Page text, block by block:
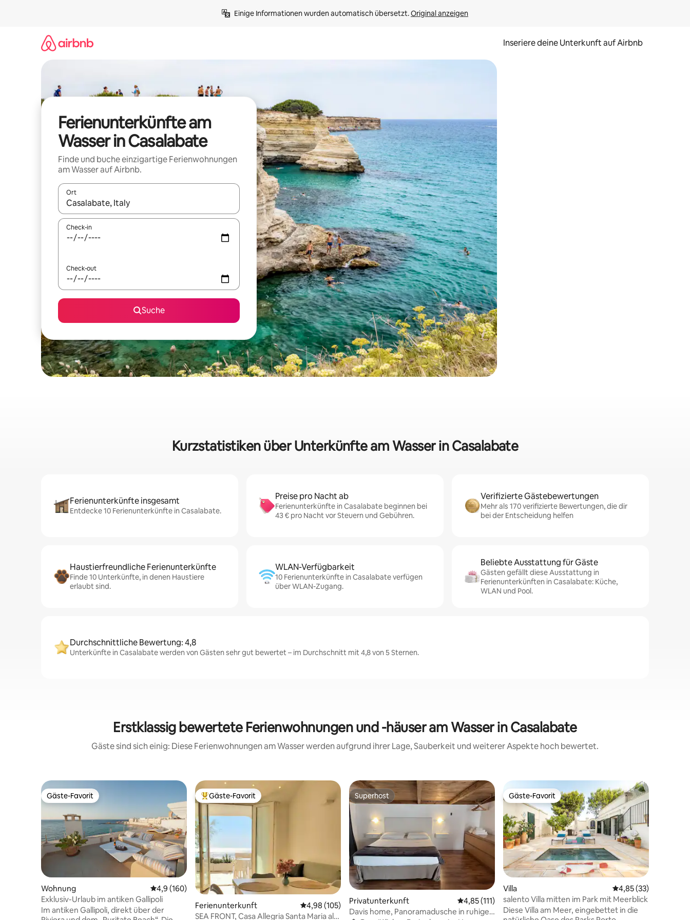
Einige Informationen wurden automatisch übersetzt. Original anzeigen
Inseriere deine Unterkunft auf Airbnb
Ferienunterkünfte am
Wasser in Casalabate
Finde und buche einzigartige Ferienwohnungen
am Wasser auf Airbnb.
Ort
Wenn Ergebnisse verfügbar sind, navigiere mit den Pfeiltasten nach oben und unten oder erkunde die Ergebnisse durch Berühren oder Wischgesten.
Check-in
Check-out
Suche
Kurzstatistiken über Unterkünfte am Wasser in Casalabate
Ferienunterkünfte insgesamt
Entdecke 10 Ferienunterkünfte in Casalabate.
Preise pro Nacht ab
Ferienunterkünfte in Casalabate beginnen bei
43 € pro Nacht vor Steuern und Gebühren.
Verifizierte Gästebewertungen
Mehr als 170 verifizierte Bewertungen, die dir
bei der Entscheidung helfen
Haustierfreundliche Ferienunterkünfte
Finde 10 Unterkünfte, in denen Haustiere
erlaubt sind.
WLAN-Verfügbarkeit
10 Ferienunterkünfte in Casalabate verfügen
über WLAN-Zugang.
Beliebte Ausstattung für Gäste
Gästen gefällt diese Ausstattung in
Ferienunterkünften in Casalabate: Küche,
WLAN und Pool.
Durchschnittliche Bewertung: 4,8
Unterkünfte in Casalabate werden von Gästen sehr gut bewertet – im Durchschnitt mit 4,8 von 5 Sternen.
Erstklassig bewertete Ferienwohnungen und -häuser am Wasser in Casalabate
Gäste sind sich einig: Diese Ferienwohnungen am Wasser werden aufgrund ihrer Lage, Sauberkeit und weiterer Aspekte hoch bewertet.
Gäste-Favorit
Gäste-Favorit
Wohnung Durchschnittliche Bewertung: 4,9 von 5, 160 Bewertungen
4,9 (160)
Exklusiv-Urlaub im antiken Gallipoli
Im antiken Gallipoli, direkt über der
Beliebter Gäste-Favorit.
Gäste-Favorit
Ferienunterkunft Durchschnittliche Bewertung: 4,98 von 5, 105 Bewertungen
4,98 (105)
SEA FRONT, Casa Allegria Santa Maria al
Superhost
Superhost
Privatunterkunft Durchschnittliche Bewertung: 4,85 von 5, 111 Bewertungen
4,85 (111)
Davis home, Panoramadusche in ruhiger
Gäste-Favorit
Gäste-Favorit
Villa Durchschnittliche
4,85 (33)
salento Villa mitten im Park mit Meerblick
Diese Villa am Meer, eingebettet in die